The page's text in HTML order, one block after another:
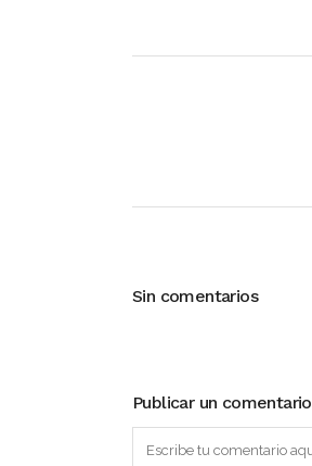
Sin comentarios
Publicar un comentario